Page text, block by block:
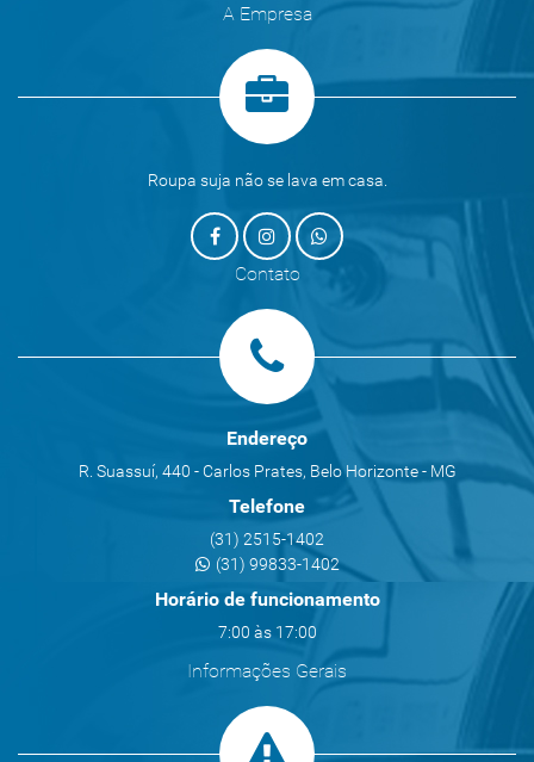
A Empresa
Roupa suja não se lava em casa.
Contato
Endereço
R. Suassuí, 440 - Carlos Prates, Belo Horizonte - MG
Telefone
(31) 2515-1402
(31) 99833-1402
Horário de funcionamento
7:00 às 17:00
Informações Gerais